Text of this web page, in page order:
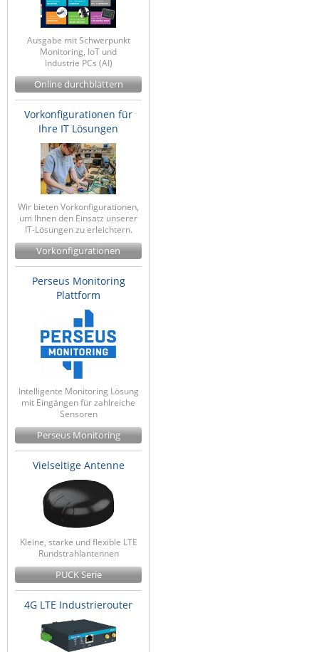
Yuasa
ZPE Systems
News zu unseren Herstellern
Ausgabe mit Schwerpunkt
Monitoring, IoT und
Industrie PCs (AI)
Online durchblättern
Vorkonfigurationen für
Ihre IT Lösungen
Wir bieten Vorkonfigurationen,
um Ihnen den Einsatz unserer
IT-Lösungen zu erleichtern.
Vorkonfigurationen
Perseus Monitoring
Plattform
Intelligente Monitoring Lösung
mit Eingängen für zahlreiche
Sensoren
Perseus Monitoring
Vielseitige Antenne
Kleine, starke und flexible LTE
Rundstrahlantennen
PUCK Serie
4G LTE Industrierouter